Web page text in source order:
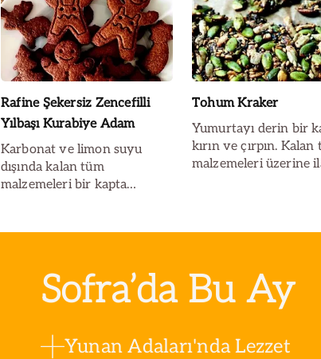
Rafine Şekersiz Zencefilli
Yılbaşı Kurabiye Adam
Karbonat ve limon suyu
dışında kalan tüm
malzemeleri bir kapta
karışıma ekleyin....
Tohum Kraker
Yumurtayı derin bir
kırın ve çırpın. Kalan
malzemeleri üzerine
Sofra’da Bu Ay
Yunan Adaları'nda Lezzet